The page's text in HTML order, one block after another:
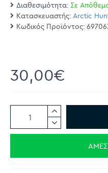
Διαθεσιμότητα: Σε
Κατασκευαστής: Arctic
Κωδικός Προϊόντος:
30,00€